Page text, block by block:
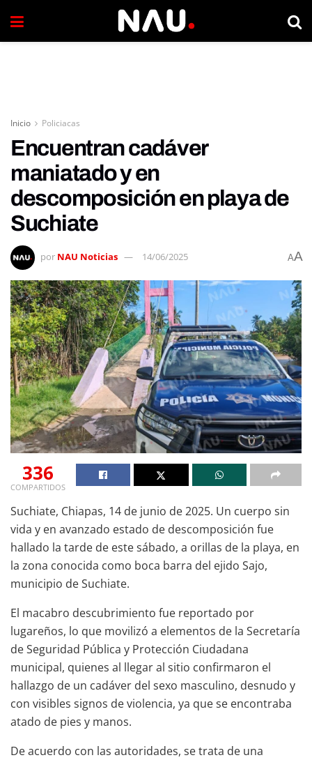
Inicio Policiacas
Encuentran cadáver
maniatado y en
descomposición en playa de
Suchiate
por NAU Noticias 14/06/2025 AA
336
COMPARTIDOS
Suchiate, Chiapas, 14 de junio de 2025. Un cuerpo sin
vida y en avanzado estado de descomposición fue
hallado la tarde de este sábado, a orillas de la playa, en
la zona conocida como boca barra del ejido Sajo,
municipio de Suchiate.
El macabro descubrimiento fue reportado por
lugareños, lo que movilizó a elementos de la Secretaría
de Seguridad Pública y Protección Ciudadana
municipal, quienes al llegar al sitio confirmaron el
hallazgo de un cadáver del sexo masculino, desnudo y
con visibles signos de violencia, ya que se encontraba
atado de pies y manos.
De acuerdo con las autoridades, se trata de una